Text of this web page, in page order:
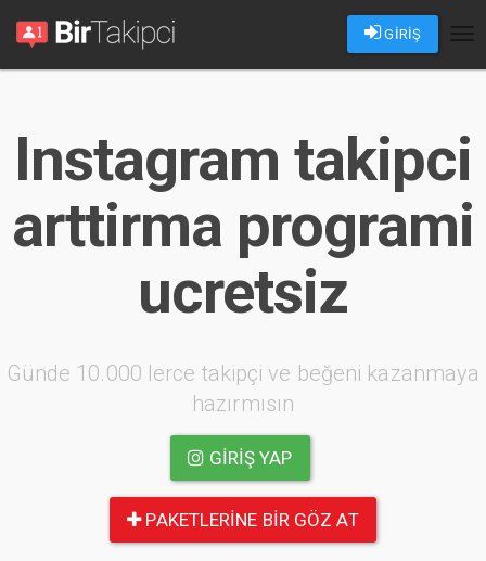
GİRİŞ
Instagram takipci
arttirma programi
ucretsiz
Günde 10.000 lerce takipçi ve beğeni kazanmaya
hazırmısın
GIRIŞ YAP
PAKETLERINE BIR GÖZ AT